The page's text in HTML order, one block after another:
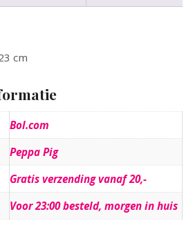
cm
Bol.com
Peppa Pig
Gratis verzending vanaf 20,-
Voor 23:00 besteld, morgen in huis